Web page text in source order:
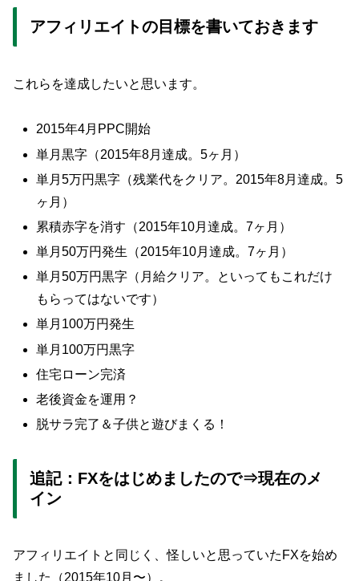
アフィリエイトの目標を書いておきます
これらを達成したいと思います。
2015年4月PPC開始
単月黒字（2015年8月達成。5ヶ月）
単月5万円黒字（残業代をクリア。2015年8月達成。5
ヶ月）
累積赤字を消す（2015年10月達成。7ヶ月）
単月50万円発生（2015年10月達成。7ヶ月）
単月50万円黒字（月給クリア。といってもこれだけ
もらってはないです）
単月100万円発生
単月100万円黒字
住宅ローン完済
老後資金を運用？
脱サラ完了＆子供と遊びまくる！
追記：FXをはじめましたので⇒現在のメ
イン
アフィリエイトと同じく、怪しいと思っていたFXを始め
ました（2015年10月〜）。